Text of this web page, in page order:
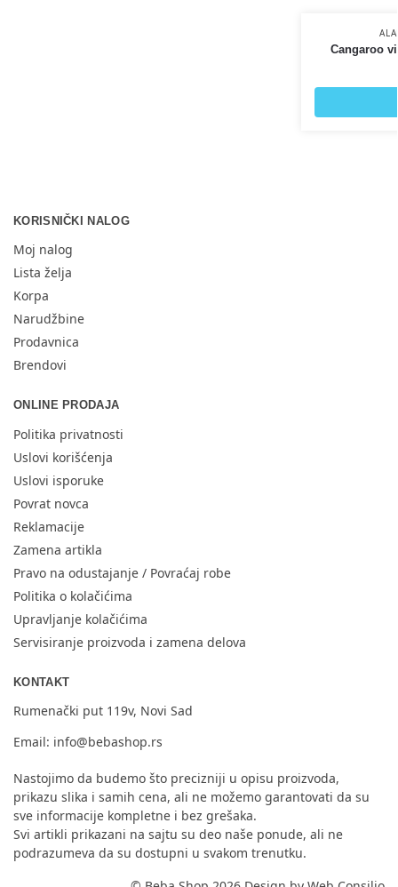
Cangaroo
KORISNIČKI NALOG
Moj nalog
Lista želja
Korpa
Narudžbine
Prodavnica
Brendovi
ONLINE PRODAJA
Politika privatnosti
Uslovi korišćenja
Uslovi isporuke
Povrat novca
Reklamacije
Zamena artikla
Pravo na odustajanje / Povraćaj robe
Politika o kolačićima
Upravljanje kolačićima
Servisiranje proizvoda i zamena delova
KONTAKT
Rumenački put 119v, Novi Sad
Email: info@bebashop.rs
Nastojimo da budemo što precizniji u opisu proizvoda,
prikazu slika i samih cena, ali ne možemo garantovati da su
sve informacije kompletne i bez grešaka.
Svi artikli prikazani na sajtu su deo naše ponude, ali ne
podrazumeva da su dostupni u svakom trenutku.